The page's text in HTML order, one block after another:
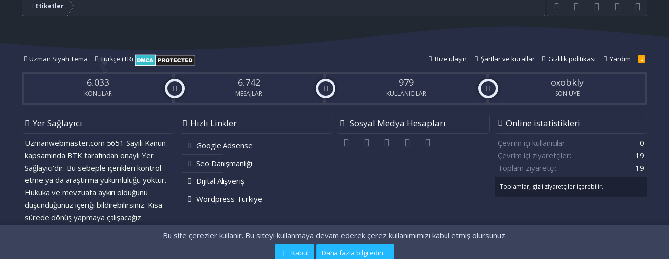
Etiketler FacebookTwitter youtubeBize ulaşın
Uzman Siyah Tema Türkçe (TR) Bize ulaşın Şartlar ve kurallar Gizlilik politikası Yardım
R
S
6,033
KONULAR
6,742
MESAJLAR
979
KULLANICILAR
oxobkly
SON ÜYE
Yer Sağlayıcı
Uzmanwebmaster.com 5651 Sayılı Kanun
kapsamında BTK tarafından onaylı Yer
Sağlayıcı'dır. Bu sebeple içerikleri kontrol
etme ya da araştırma yükümlülüğü yoktur.
Hukuka ve mevzuata aykırı olduğunu
düşündüğünüz içeriği bildirebilirsiniz. Kısa
sürede dönüş yapmaya çalışacağız.
Hızlı Linkler
Google Adsense
Seo Danışmanlığı
Dijital Alışveriş
Wordpress Türkiye
Sosyal Medya Hesapları
FacebookTwitter youtubeBize ulaşın
Online istatistikleri
Çevrim içi kullanıcılar
0
Çevrim içi ziyaretçiler
19
Toplam ziyaretçi
19
Toplamlar, gizli ziyaretçiler içerebilir.
Community platform by XenForo © 2010-2021 XenForo Ltd.
[XenGenTr] OG:image sistemi
Bu site çerezler kullanır. Bu siteyi kullanmaya devam ederek çerez kullanımımızı kabul etmiş olursunuz.
Kabul Daha fazla bilgi edin…